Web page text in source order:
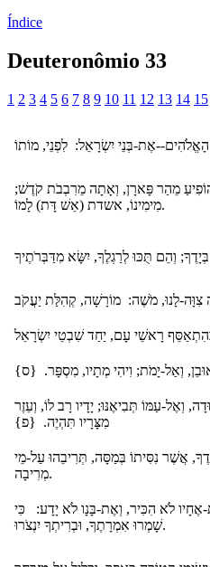
Índice
Deuteronômio 33
1 2 3 4 5 6 7 8 9 10 11 12 13 14 15
מֵהַר פָּארָן, וְאָתָה מֵרִבְבֹת קֹדֶשׁ;
מִימִינוֹ, אשדת (אֵשׁ דָּת) לָמוֹ.
וְאַל-יָמֹת; וִיהִי מְתָיו, מִסְפָּר. {ס}
וְאֶל-עַמּוֹ תְּבִיאֶנּוּ; יָדָיו רָב לוֹ, וְעֵזֶר
מִצָּרָיו תִּהְיֶה. {פ}
אֲשֶׁר נִסִּיתוֹ בְּמַסָּה, תְּרִיבֵהוּ עַל-מֵי
מְרִיבָה.
אֶחָיו לֹא הִכִּיר, וְאֶת-בָּנָו לֹא יָדָע: כִּי
שָׁמְרוּ אִמְרָתֶךָ, וּבְרִיתְךָ יִנְצֹרוּ.